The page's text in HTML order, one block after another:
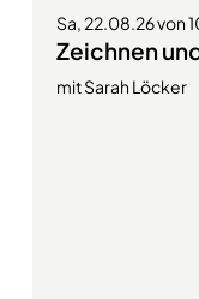
Sa, 22.08.26 von
Zeichnen
mit Sarah Löcker